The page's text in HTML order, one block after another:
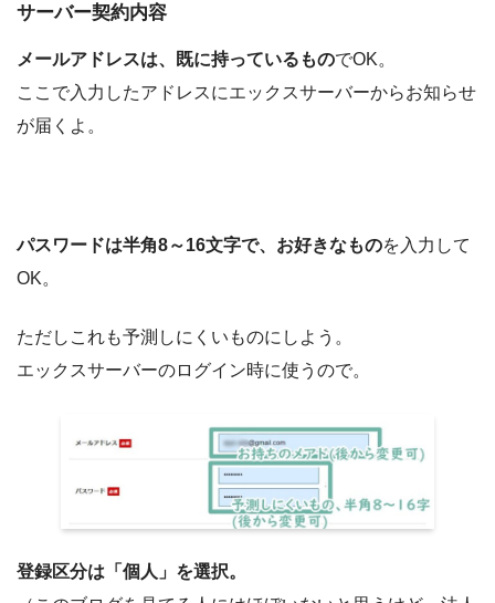
サーバー契約内容
メールアドレスは、既に持っているものでOK。
ここで入力したアドレスにエックスサーバーからお知らせ
が届くよ。
パスワードは半角8～16文字で、お好きなものを入力して
OK。
ただしこれも予測しにくいものにしよう。
エックスサーバーのログイン時に使うので。
登録区分は「個人」を選択。